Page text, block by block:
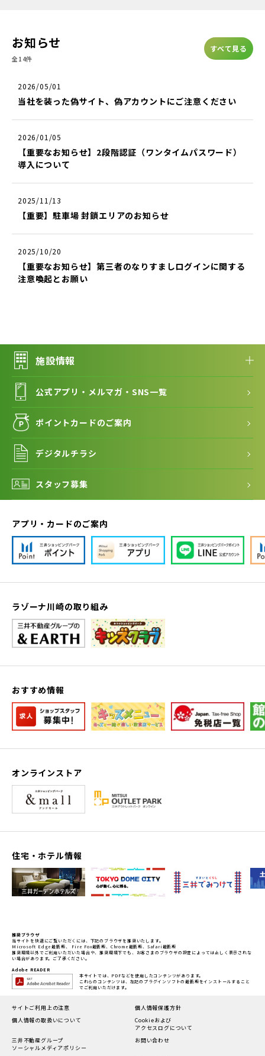
お知らせ
全14件
すべて見る
2026/05/01
当社を装った偽サイト、偽アカウントにご注意ください
2026/01/05
【重要なお知らせ】2段階認証（ワンタイムパスワード）
導入について
2025/11/13
【重要】駐車場 封鎖エリアのお知らせ
2025/10/20
【重要なお知らせ】第三者のなりすましログインに関する
注意喚起とお願い
施設情報
公式アプリ・メルマガ・SNS一覧
ポイントカードのご案内
デジタルチラシ
スタッフ募集
アプリ・カードのご案内
ラゾーナ川崎の取り組み
おすすめ情報
オンラインストア
住宅・ホテル情報
推奨ブラウザ
当サイトを快適にご覧いただくには、下記のブラウザを推奨いたします。
Microsoft Edge最新版、 Fire Fox最新版、Chrome最新版、Safari最新版
推奨環境以外でご利用いただいた場合や、推奨環境下でも、お客さまのブラウザの設定によっては正しく表示されな
い場合があります。ご了承ください。
Adobe READER
本サイトでは、PDFなどを使用したコンテンツがあります。
これらのコンテンツは、左記のプラグインソフトの最新版をインストールすること
でご利用いただけます。
サイトご利用上の注意
個人情報保護方針
個人情報の取扱いについて
Cookieおよび
アクセスログについて
三井不動産グループ
ソーシャルメディアポリシー
お問い合わせ